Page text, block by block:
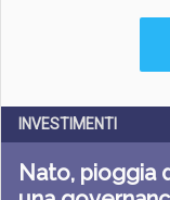
INVESTIMENTI
Nato, pioggia